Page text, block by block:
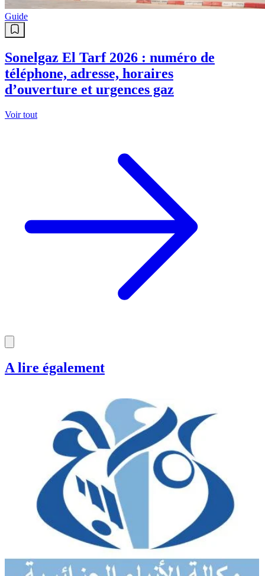
Guide
Sonelgaz El Tarf 2026 : numéro de
téléphone, adresse, horaires
d’ouverture et urgences gaz
Voir tout
A lire également